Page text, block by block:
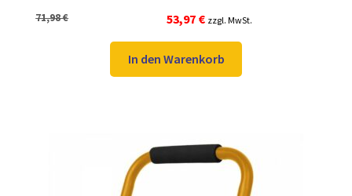
71,98€
Ursprünglicher
Preis
war:
71,98 €
53,97 €Aktueller
Preis
ist:
53,97 €.
zzgl. MwSt.
In den Warenkorb